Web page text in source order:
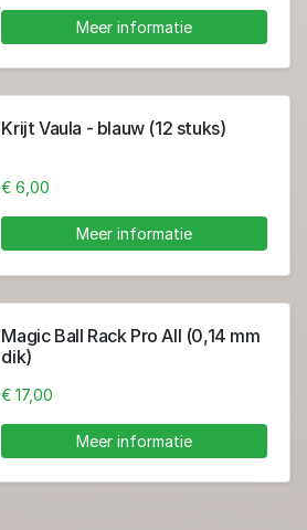
Meer informatie
Krijt Vaula - blauw (12 stuks)
€ 6,00
Meer informatie
Magic Ball Rack Pro All (0,14 mm
dik)
€ 17,00
Meer informatie